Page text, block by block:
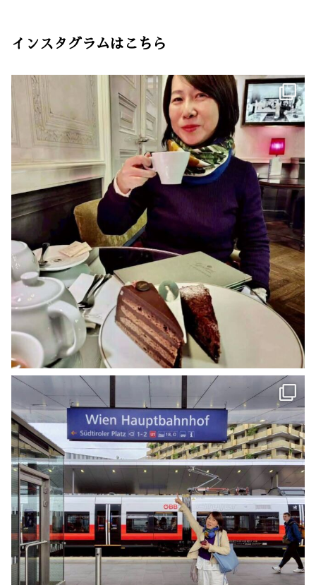
インスタグラムはこちら